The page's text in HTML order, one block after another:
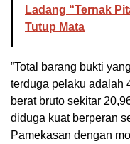
Ladang “Ternak
Tutup Mata
​”Total barang bukti
terduga pelaku adalah
berat bruto sekitar
diduga kuat berperan
Pamekasan dengan